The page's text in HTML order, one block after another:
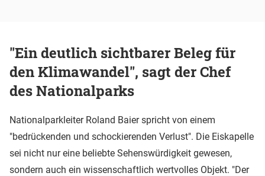
"Ein deutlich sichtbarer Beleg für
den Klimawandel", sagt der Chef
des Nationalparks
Nationalparkleiter Roland Baier spricht von einem
"bedrückenden und schockierenden Verlust". Die Eiskapelle
sei nicht nur eine beliebte Sehenswürdigkeit gewesen,
sondern auch ein wissenschaftlich wertvolles Objekt. "Der